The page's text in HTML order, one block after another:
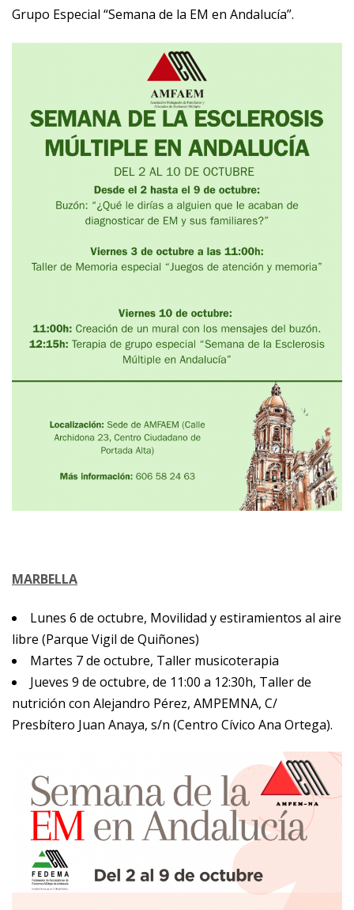
Grupo Especial “Semana de la EM en Andalucía”.
MARBELLA
Lunes 6 de octubre, Movilidad y estiramientos al aire
libre (Parque Vigil de Quiñones)
Martes 7 de octubre, Taller musicoterapia
Jueves 9 de octubre, de 11:00 a 12:30h, Taller de
nutrición con Alejandro Pérez, AMPEMNA, C/
Presbítero Juan Anaya, s/n (Centro Cívico Ana Ortega).